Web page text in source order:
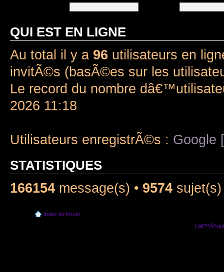
QUI EST EN LIGNE
Au total il y a 96 utilisateurs en
invitÃ©s (basÃ©es sur les
Le record du nombre
2026 11:18
Utilisateurs enregistrÃ©s : Google
STATISTIQUES
166154 message(s) • 9574
Index du forum